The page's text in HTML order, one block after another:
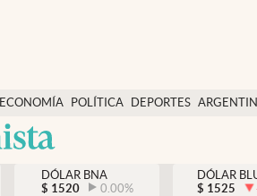
ECONOMÍA POLÍTICA DEPORTES
México
DÓLAR BNA
$ 1520 0.00%
DÓLAR
$ 1525